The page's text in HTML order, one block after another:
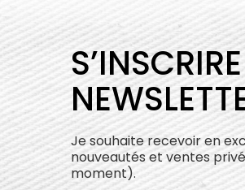
Je souhaite recevoir en
nouveautés et ventes
moment).